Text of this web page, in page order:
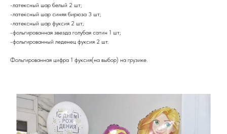
-латексный шар белый 2 шт;
-латексный шар синяя бирюза 3 шт;
-латексный шар фуксия 2 шт;
-фольгированная звезда голубая сатин 1 шт;
-фольгированный леденец фуксия 2 шт.
Фольгированная цифра 1 фуксия(на выбор) на грузике.